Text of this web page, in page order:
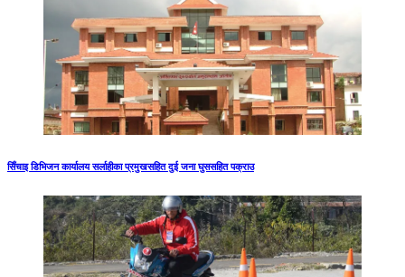
सिँचाइ डिभिजन कार्यालय सर्लाहीका प्रमुखसहित दुई जना घुससहित पक्राउ